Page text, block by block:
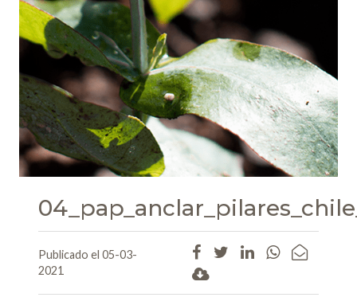
Publicado el 05-03-
2021